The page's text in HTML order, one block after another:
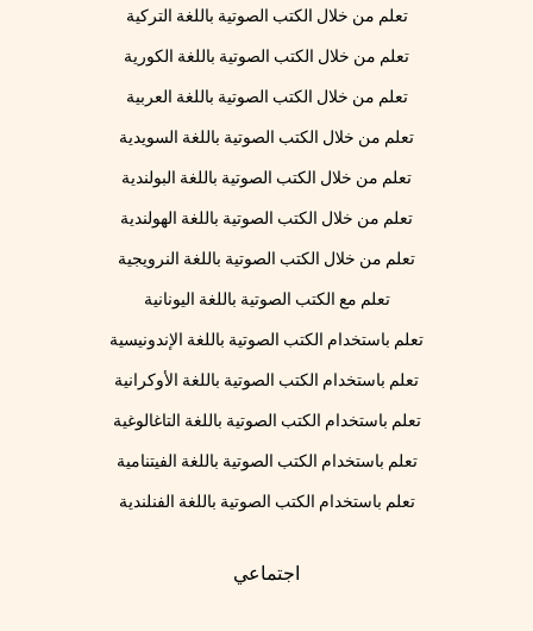
تعلم من خلال الكتب الصوتية باللغة التركية
تعلم من خلال الكتب الصوتية باللغة الكورية
تعلم من خلال الكتب الصوتية باللغة العربية
تعلم من خلال الكتب الصوتية باللغة السويدية
تعلم من خلال الكتب الصوتية باللغة البولندية
تعلم من خلال الكتب الصوتية باللغة الهولندية
تعلم من خلال الكتب الصوتية باللغة النرويجية
تعلم مع الكتب الصوتية باللغة اليونانية
تعلم باستخدام الكتب الصوتية باللغة الإندونيسية
تعلم باستخدام الكتب الصوتية باللغة الأوكرانية
تعلم باستخدام الكتب الصوتية باللغة التاغالوغية
تعلم باستخدام الكتب الصوتية باللغة الفيتنامية
تعلم باستخدام الكتب الصوتية باللغة الفنلندية
اجتماعي